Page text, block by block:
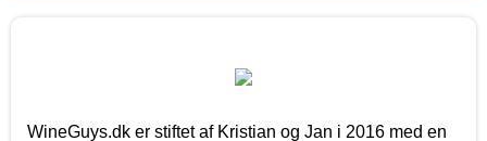
WineGuys.dk er stiftet af Kristian og Jan i 2016 med en